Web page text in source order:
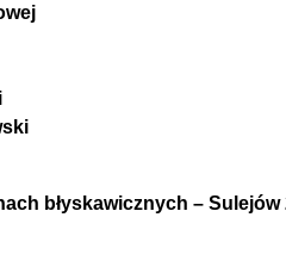
błyskawicznych – Sulejów